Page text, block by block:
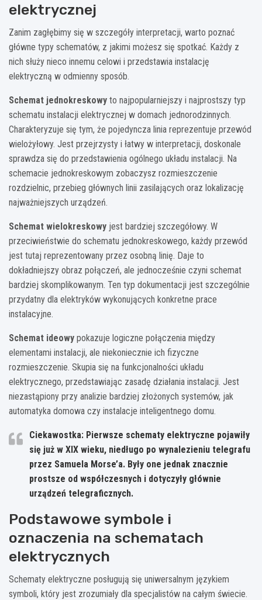
elektrycznej
Zanim zagłębimy się w szczegóły interpretacji, warto poznać
główne typy schematów, z jakimi możesz się spotkać. Każdy z
nich służy nieco innemu celowi i przedstawia instalację
elektryczną w odmienny sposób.
Schemat jednokreskowy to najpopularniejszy i najprostszy typ
schematu instalacji elektrycznej w domach jednorodzinnych.
Charakteryzuje się tym, że pojedyncza linia reprezentuje przewód
wielożyłowy. Jest przejrzysty i łatwy w interpretacji, doskonale
sprawdza się do przedstawienia ogólnego układu instalacji. Na
schemacie jednokreskowym zobaczysz rozmieszczenie
rozdzielnic, przebieg głównych linii zasilających oraz lokalizację
najważniejszych urządzeń.
Schemat wielokreskowy jest bardziej szczegółowy. W
przeciwieństwie do schematu jednokreskowego, każdy przewód
jest tutaj reprezentowany przez osobną linię. Daje to
dokładniejszy obraz połączeń, ale jednocześnie czyni schemat
bardziej skomplikowanym. Ten typ dokumentacji jest szczególnie
przydatny dla elektryków wykonujących konkretne prace
instalacyjne.
Schemat ideowy pokazuje logiczne połączenia między
elementami instalacji, ale niekoniecznie ich fizyczne
rozmieszczenie. Skupia się na funkcjonalności układu
elektrycznego, przedstawiając zasadę działania instalacji. Jest
niezastąpiony przy analizie bardziej złożonych systemów, jak
automatyka domowa czy instalacje inteligentnego domu.
Ciekawostka: Pierwsze schematy elektryczne pojawiły
się już w XIX wieku, niedługo po wynalezieniu telegrafu
przez Samuela Morse’a. Były one jednak znacznie
prostsze od współczesnych i dotyczyły głównie
urządzeń telegraficznych.
Podstawowe symbole i
oznaczenia na schematach
elektrycznych
Schematy elektryczne posługują się uniwersalnym językiem
symboli, który jest zrozumiały dla specjalistów na całym świecie.